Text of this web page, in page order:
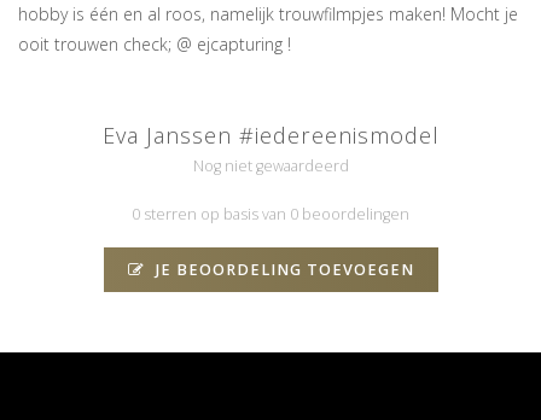
hobby is één en al roos, namelijk trouwfilmpjes maken! Mocht je
ooit trouwen check; @ ejcapturing !
Eva Janssen #iedereenismodel
Nog niet gewaardeerd
0 sterren op basis van 0 beoordelingen
JE BEOORDELING TOEVOEGEN